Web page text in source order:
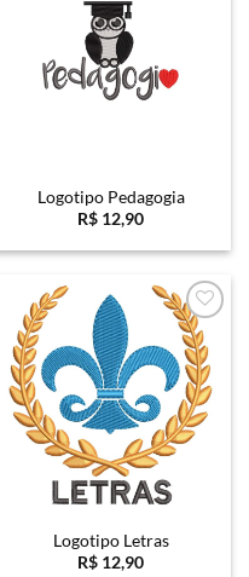
Logotipo Pedagogia
R$ 12,90
Favoritar
Logotipo Letras
R$ 12,90